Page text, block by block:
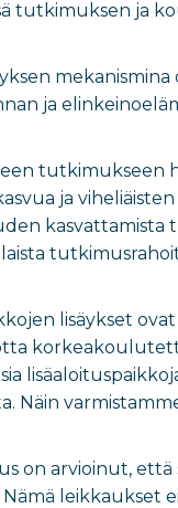
tutkimuksen ja
ja
tutkimukseen
ja
kasvattamista
lisäykset
Näin
on arvioinut,
leikkaukset